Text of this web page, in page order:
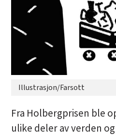
Illustrasjon/Farsott
Fra Holbergprisen ble
ulike deler av verden